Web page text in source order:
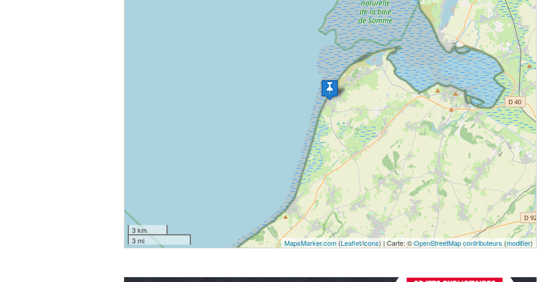
3 km
3 mi
MapsMarker.com(Leaflet/icons) | Carte: ©OpenStreetMap contributeurs (modifier)